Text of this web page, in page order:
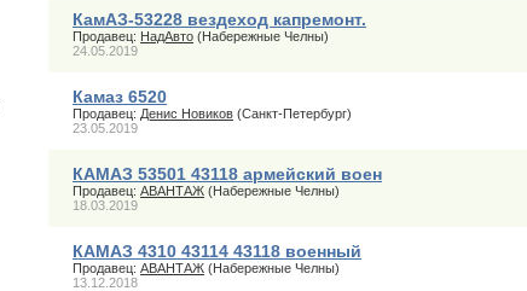
КамАЗ-53228 вездеход капремонт.
Продавец: НадАвто (Набережные Челны)
24.05.2019
Камаз 6520
Продавец: Денис Новиков (Санкт-Петербург)
23.05.2019
КАМАЗ 53501 43118 армейский воен
Продавец: АВАНТАЖ (Набережные Челны)
18.03.2019
КАМАЗ 4310 43114 43118 военный
Продавец: АВАНТАЖ (Набережные Челны)
13.12.2018